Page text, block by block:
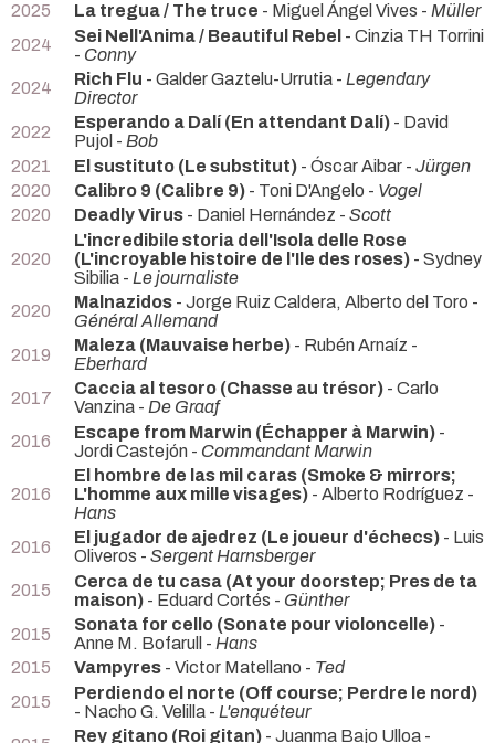
2025
La tregua / The truce - Miguel Ángel Vives - Müller
2024
Sei Nell'Anima / Beautiful Rebel - Cinzia TH Torrini
- Conny
2024
Rich Flu - Galder Gaztelu-Urrutia - Legendary
Director
2022
Esperando a Dalí (En attendant Dalí) - David
Pujol - Bob
2021
El sustituto (Le substitut) - Óscar Aibar - Jürgen
2020
Calibro 9 (Calibre 9) - Toni D'Angelo - Vogel
2020
Deadly Virus - Daniel Hernández - Scott
2020
L'incredibile storia dell'Isola delle Rose
(L'incroyable histoire de l'Ile des roses) - Sydney
Sibilia - Le journaliste
2020
Malnazidos - Jorge Ruiz Caldera, Alberto del Toro -
Général Allemand
2019
Maleza (Mauvaise herbe) - Rubén Arnaíz -
Eberhard
2017
Caccia al tesoro (Chasse au trésor) - Carlo
Vanzina - De Graaf
2016
Escape from Marwin (Échapper à Marwin) -
Jordi Castejón - Commandant Marwin
2016
El hombre de las mil caras (Smoke & mirrors;
L'homme aux mille visages) - Alberto Rodríguez -
Hans
2016
El jugador de ajedrez (Le joueur d'échecs) - Luis
Oliveros - Sergent Harnsberger
2015
Cerca de tu casa (At your doorstep; Pres de ta
maison) - Eduard Cortés - Günther
2015
Sonata for cello (Sonate pour violoncelle) -
Anne M. Bofarull - Hans
2015
Vampyres - Victor Matellano - Ted
2015
Perdiendo el norte (Off course; Perdre le nord)
- Nacho G. Velilla - L'enquéteur
Rey gitano (Roi gitan) - Juanma Bajo Ulloa -